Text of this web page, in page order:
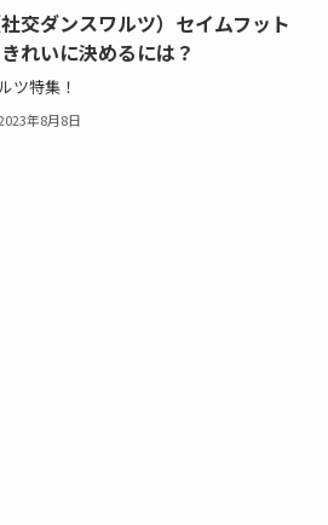
社交ダンスワルツ）セイムフット
れいに決めるには？
ツ特集！
年8月8日